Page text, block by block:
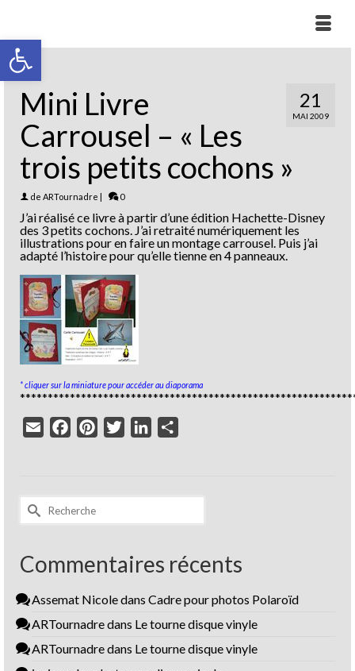
Ouvrir la barre d’outils
21
MAI 2009
Mini Livre
Carrousel – « Les
trois petits cochons »
de ARTournadre | 0
J’ai réalisé ce livre à partir d’une édition Hachette-Disney
des 3 petits cochons. J’ai retraité numériquement les
illustrations pour en faire un montage carrousel. Puis j’ai
adapté l’histoire pour qu’elle tienne en 4 panneaux.
* cliquer sur la miniature pour accéder au diaporama
Email
FacebookPinterestTwitterLinkedIn
Rechercher :
Commentaires récents
Assemat Nicoledans Cadre pour photos Polaroïd
ARTournadredans Le tourne disque vinyle
ARTournadredans Le tourne disque vinyle